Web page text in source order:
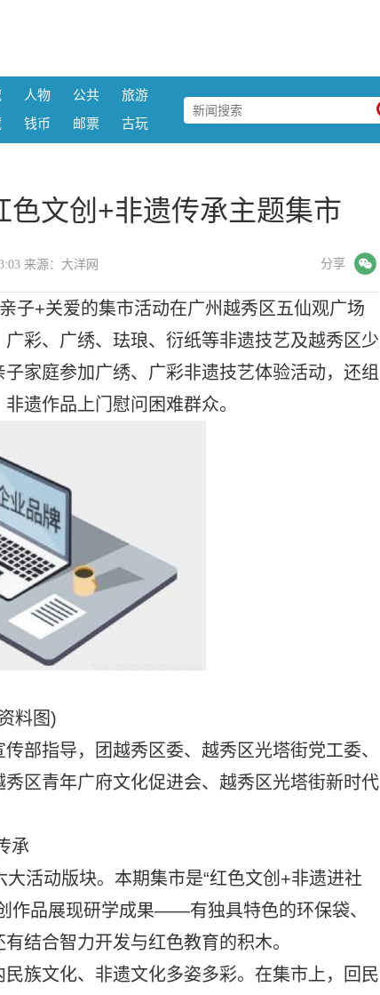
人物 公共
旅游
钱币 邮票 古玩
文创+非遗传承主题集市
来源：大洋网 分享
子+关爱的集市活动在广州越秀区五仙观广场
彩、广绣、珐琅、衍纸等非遗技艺及越秀区少
家庭参加广绣、广彩非遗技艺体验活动，还组
遗作品上门慰问困难群众。
料图)
部指导，团越秀区委、越秀区光塔街党工委、
区青年广府文化促进会、越秀区光塔街新时代
承
活动版块。本期集市是“红色文创+非遗进社
作品展现研学成果——有独具特色的环保袋、
结合智力开发与红色教育的积木。
族文化、非遗文化多姿多彩。在集市上，回民